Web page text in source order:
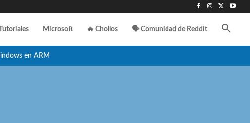
Microsoft 🔥 Chollos 🗣️ Comunidad de Reddit
en ARM